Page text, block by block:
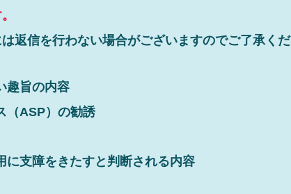
返信を行わない場合がございますのでご了承くだ
趣旨の内容
（ASP）の勧誘
に支障をきたすと判断される内容